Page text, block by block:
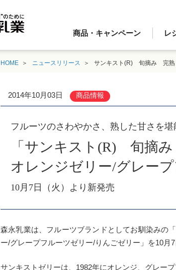
商品・キャンペーン レ
HOME ニュースリリース サンキスト(R) 旬摘み 完熟
2014年10月03日 商品情報
フルーツのさわやかさ、熟した甘さを
「サンキスト(R) 旬摘
オレンジゼリー/グレー
10月7日（火）より新発売
森永乳業は、フルーツブランドとしてお馴染み
ー/グレープフルーツゼリー/りんごゼリー」を10月
サンキストゼリーは、1982年にオレンジ、グレー